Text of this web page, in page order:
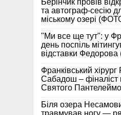
Берінчик провів
та автограф-сесію
міському озері
"Ми все ще тут": у
день поспіль
відставки
Франківський хірург
Сабадош – фіналіст
Святого
Біля озера